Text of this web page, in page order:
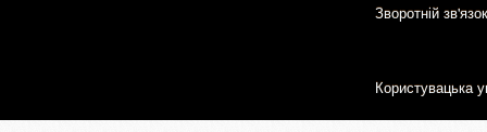
Зворотній зв'язок
Користувацька